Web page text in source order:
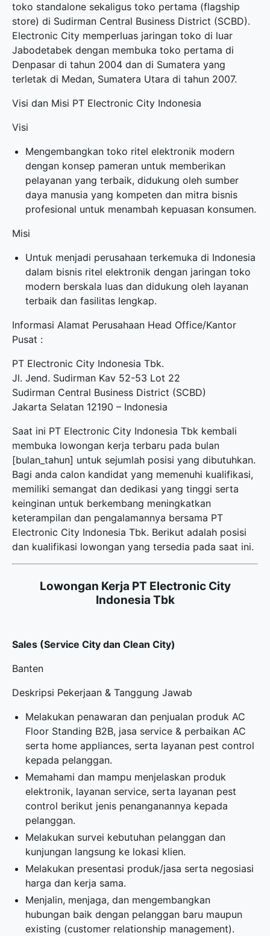
toko standalone sekaligus toko pertama (flagship
store) di Sudirman Central Business District (SCBD).
Electronic City memperluas jaringan toko di luar
Jabodetabek dengan membuka toko pertama di
Denpasar di tahun 2004 dan di Sumatera yang
terletak di Medan, Sumatera Utara di tahun 2007.
Visi dan Misi PT Electronic City Indonesia
Visi
Mengembangkan toko ritel elektronik modern
dengan konsep pameran untuk memberikan
pelayanan yang terbaik, didukung oleh sumber
daya manusia yang kompeten dan mitra bisnis
profesional untuk menambah kepuasan konsumen.
Misi
Untuk menjadi perusahaan terkemuka di Indonesia
dalam bisnis ritel elektronik dengan jaringan toko
modern berskala luas dan didukung oleh layanan
terbaik dan fasilitas lengkap.
Informasi Alamat Perusahaan Head Office/Kantor
Pusat :
PT Electronic City Indonesia Tbk.
Jl. Jend. Sudirman Kav 52-53 Lot 22
Sudirman Central Business District (SCBD)
Jakarta Selatan 12190 – Indonesia
Saat ini PT Electronic City Indonesia Tbk kembali
membuka lowongan kerja terbaru pada bulan
[bulan_tahun] untuk sejumlah posisi yang dibutuhkan.
Bagi anda calon kandidat yang memenuhi kualifikasi,
memiliki semangat dan dedikasi yang tinggi serta
keinginan untuk berkembang meningkatkan
keterampilan dan pengalamannya bersama PT
Electronic City Indonesia Tbk. Berikut adalah posisi
dan kualifikasi lowongan yang tersedia pada saat ini.
Lowongan Kerja PT Electronic City
Indonesia Tbk
Sales (Service City dan Clean City)
Banten
Deskripsi Pekerjaan & Tanggung Jawab
Melakukan penawaran dan penjualan produk AC
Floor Standing B2B, jasa service & perbaikan AC
serta home appliances, serta layanan pest control
kepada pelanggan.
Memahami dan mampu menjelaskan produk
elektronik, layanan service, serta layanan pest
control berikut jenis penanganannya kepada
pelanggan.
Melakukan survei kebutuhan pelanggan dan
kunjungan langsung ke lokasi klien.
Melakukan presentasi produk/jasa serta negosiasi
harga dan kerja sama.
Menjalin, menjaga, dan mengembangkan
hubungan baik dengan pelanggan baru maupun
existing (customer relationship management).